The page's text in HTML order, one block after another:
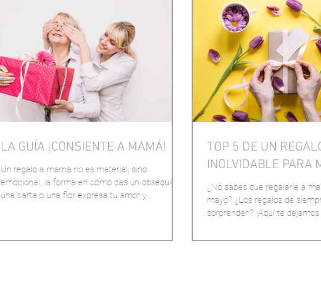
LA GUÍA ¡CONSIENTE A MAMÁ!
Un regalo a mamá no es material, sino
emocional, la forma en cómo das un obsequio,
una carta o una flor expresa tu amor y
TOP 5 DE UN
INOLVIDABLE PARA
¿No sabes que regalarle a
mayo? ¿Los regalos de
sorprenden? ¡Aquí te